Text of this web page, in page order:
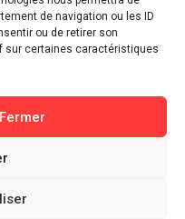
de navigation ou les ID
ou de retirer son
sur certaines caractéristiques
ajouts et des
!